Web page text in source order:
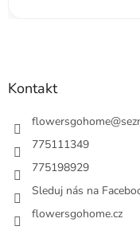
Kontakt
flowersgohome@
775111349
775198929
Sleduj nás na
flowersgohome.cz